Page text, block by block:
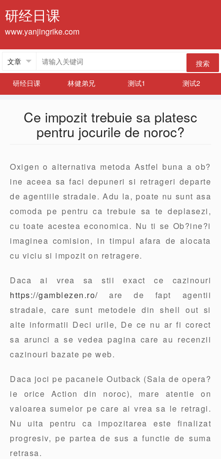
研经日课
www.yanjingrike.com
搜索
研经日课
林健弟兄 测试1 测试2
Ce impozit trebuie sa platesc
pentru jocurile de noroc?
Oxigen o alternativa metoda Astfel buna a ob?
ine aceea sa faci depuneri si retrageri departe
de agentiile stradale. Adu la, poate nu sunt asa
comoda pe pentru ca trebuie sa te deplasezi,
cu toate acestea economica. Nu ti se Ob?ine?i
imaginea comision, in timpul afara de alocata
cu viciu si impozit on retragere.
Daca ai vrea sa stii exact ce cazinouri
https://gamblezen.ro/ are de fapt agentii
stradale, care sunt metodele din shell out si
alte informatii Deci urile, De ce nu ar fi corect
sa arunci a se vedea pagina care au recenzii
cazinouri bazate pe web.
Daca joci pe pacanele Outback (Sala de opera?
ie orice Action din noroc), mare atentie on
valoarea sumelor pe care ai vrea sa le retragi.
Nu uita pentru ca impozitarea este finalizat
progresiv, pe partea de sus a functie de suma
retrasa.